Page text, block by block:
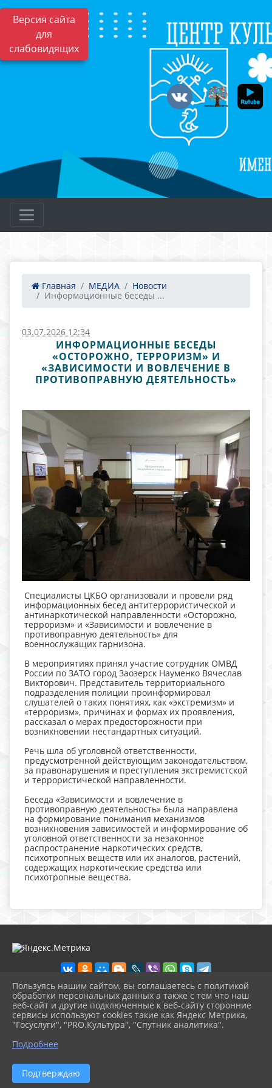
Версия сайта
для
слабовидящих
Главная МЕДИА
Новости
Информационные беседы ...
03.07.2026 12:34
ИНФОРМАЦИОННЫЕ БЕСЕДЫ
«ОСТОРОЖНО, ТЕРРОРИЗМ» И
«ЗАВИСИМОСТИ И ВОВЛЕЧЕНИЕ В
ПРОТИВОПРАВНУЮ ДЕЯТЕЛЬНОСТЬ»
Специалисты ЦКБО организовали и провели ряд
информационных бесед антитеррористической и
антинаркотической направленности «Осторожно,
терроризм» и «Зависимости и вовлечение в
противоправную деятельность» для
военнослужащих гарнизона.
В мероприятиях принял участие сотрудник ОМВД
России по ЗАТО город Заозерск Науменко Вячеслав
Викторович. Представитель территориального
подразделения полиции проинформировал
слушателей о таких понятиях, как «экстремизм» и
«терроризм», причинах и формах их проявления,
рассказал о мерах предосторожности при
возникновении нестандартных ситуаций.
Речь шла об уголовной ответственности,
предусмотренной действующим законодательством,
за правонарушения и преступления экстремистской
и террористической направленности.
Беседа «Зависимости и вовлечение в
противоправную деятельность» была направлена
на формирование понимания механизмов
возникновения зависимостей и информирование об
уголовной ответственности за незаконное
распространение наркотических средств,
психотропных веществ или их аналогов, растений,
содержащих наркотические средства или
психотропные вещества.
2026 г. ckbozaozersk.ru
Вход
Карта сайта
Политика обработки персональных данных
Сделано на KubCMS
Разработка и поддержка
Пользуясь нашим сайтом, вы соглашаетесь с политикой
обработки персональных данных а также с тем что наш
веб-сайт и другие подключенные к веб-сайту сторонние
сервисы используют cookies такие как Яндекс Метрика,
"Госуслуги", "PRO.Культура", "Спутник аналитика".
Подробнее
Подтверждаю